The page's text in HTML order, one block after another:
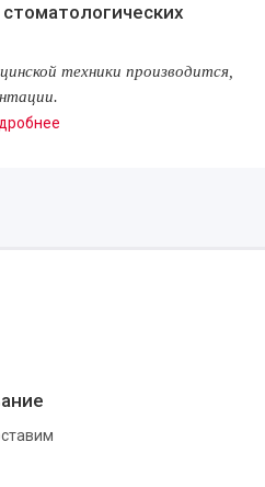
техники производится,